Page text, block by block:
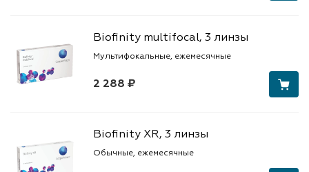
2 288 ₽
Biofinity multifocal, 3 линзы
Мультифокальные, ежемесячные
Biofinity XR, 3 линзы
Обычные, ежемесячные